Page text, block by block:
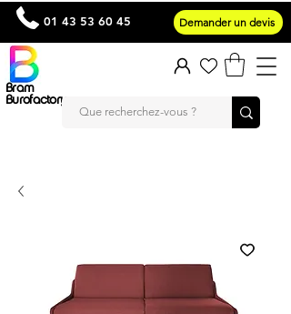
Bram
Burofactory
01 43 53 60 45 Demander un devis